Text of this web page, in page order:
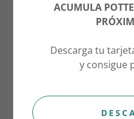
ACUMULA
Descarga tu
y consigue